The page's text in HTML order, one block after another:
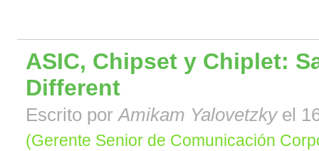
ASIC, Chipset y Chiplet:
Different
Escrito porAmikam Yalovetzkyel
(Gerente Senior de Comunicación